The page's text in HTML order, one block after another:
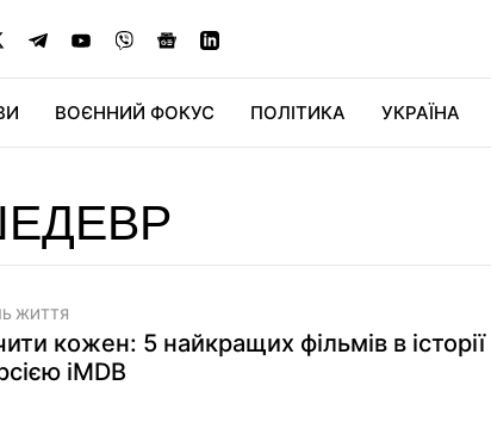
ВОЄННИЙ ФОКУС ПОЛІТИКА УКРАЇНА
ЖИТТЯ
кожен: 5 найкращих фільмів в історії
iMDB